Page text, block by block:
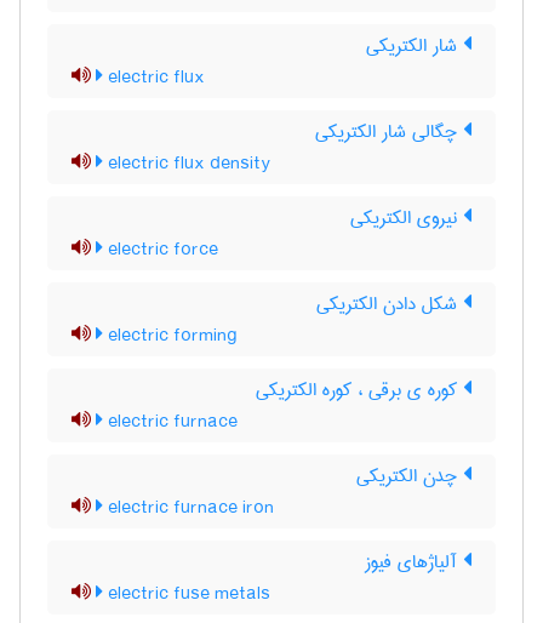
شار الکتریکی
electric flux
چگالی شار الکتریکی
electric flux density
نیروی الکتریکی
electric force
شکل دادن الکتریکی
electric forming
کوره ی برقی ، کوره الکتریکی
electric furnace
چدن الکتریکی
electric furnace iron
آلیاژهای فیوز
electric fuse metals